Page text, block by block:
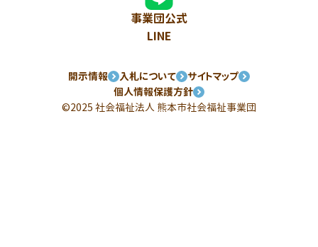
事業団公式
LINE
開示情報 入札について
サイトマップ
個人情報保護方針
©2025 社会福祉法人 熊本市社会福祉事業団